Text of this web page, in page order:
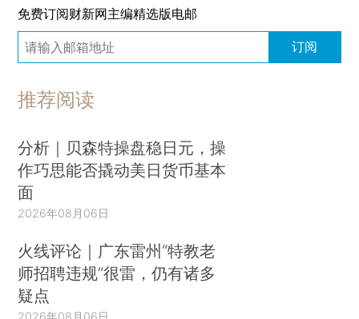
免费订阅财新网主编精选版电邮
订阅
推荐阅读
分析｜贝森特操盘稳日元，操
作巧思能否撬动美日货币基本
面
2026年08月06日
火线评论｜广东雷州“特教老
师招聘违规”很雷，仍有诸多
疑点